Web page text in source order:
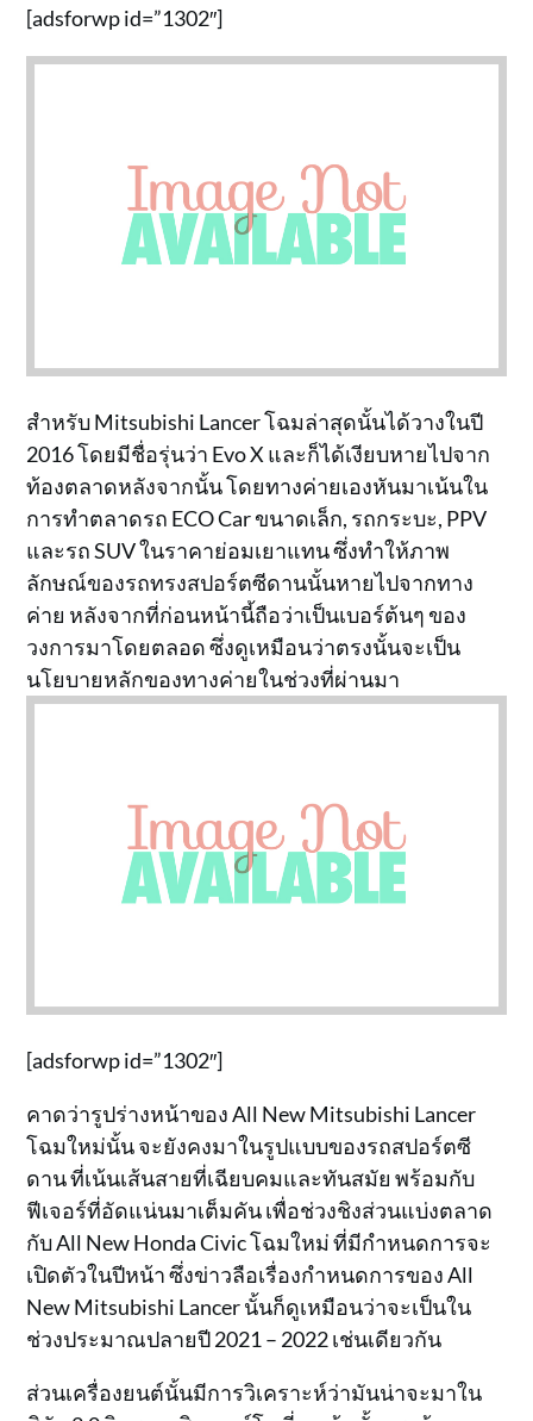
[adsforwp id=”1302″]
สำหรับ Mitsubishi Lancer โฉมล่าสุดนั้นได้วางในปี
2016 โดยมีชื่อรุ่นว่า Evo X และก็ได้เงียบหายไปจาก
ท้องตลาดหลังจากนั้น โดยทางค่ายเองหันมาเน้นใน
การทำตลาดรถ ECO Car ขนาดเล็ก, รถกระบะ, PPV
และรถ SUV ในราคาย่อมเยาแทน ซึ่งทำให้ภาพ
ลักษณ์ของรถทรงสปอร์ตซีดานนั้นหายไปจากทาง
ค่าย หลังจากที่ก่อนหน้านี้ถือว่าเป็นเบอร์ต้นๆ ของ
วงการมาโดยตลอด ซึ่งดูเหมือนว่าตรงนั้นจะเป็น
นโยบายหลักของทางค่ายในช่วงที่ผ่านมา
[adsforwp id=”1302″]
คาดว่ารูปร่างหน้าของ All New Mitsubishi Lancer
โฉมใหม่นั้น จะยังคงมาในรูปแบบของรถสปอร์ตซี
ดาน ที่เน้นเส้นสายที่เฉียบคมและทันสมัย พร้อมกับ
ฟีเจอร์ที่อัดแน่นมาเต็มคัน เพื่อช่วงชิงส่วนแบ่งตลาด
กับ All New Honda Civic โฉมใหม่ ที่มีกำหนดการจะ
เปิดตัวในปีหน้า ซึ่งข่าวลือเรื่องกำหนดการของ All
New Mitsubishi Lancer นั้นก็ดูเหมือนว่าจะเป็นใน
ช่วงประมาณปลายปี 2021 – 2022 เช่นเดียวกัน
ส่วนเครื่องยนต์นั้นมีการวิเคราะห์ว่ามันน่าจะมาใน